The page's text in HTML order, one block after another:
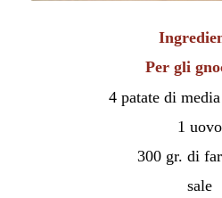
Per gli
4 patate di
1 uovo
300 gr. di
sale